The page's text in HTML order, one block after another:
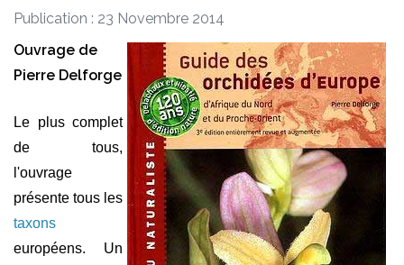
Publication : 23 Novembre 2014
Ouvrage de
Pierre Delforge
Le plus complet
de tous,
l'ouvrage
présente tous les
taxons
européens. Un